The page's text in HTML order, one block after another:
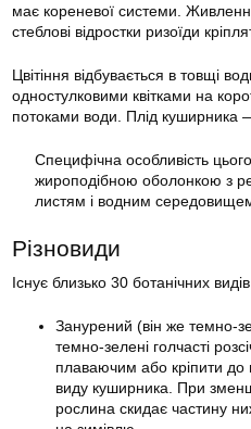
має кореневої системи.
стеблові відростки ризоїди
Цвітіння відбувається в товщі
одностулковими квітками на
потоками води. Плід куширника
Специфічна особливість
жироподібною оболонкою з
листям і водним середовищем
Різновиди
Існує близько 30 ботанічних
Занурений (він же темно-
темно-зелені голчасті
плаваючим або кріпити до
виду куширника. При
рослина скидає частину